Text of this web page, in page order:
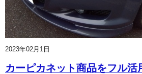
2023年02月1日
カーピカネット商品をフル活